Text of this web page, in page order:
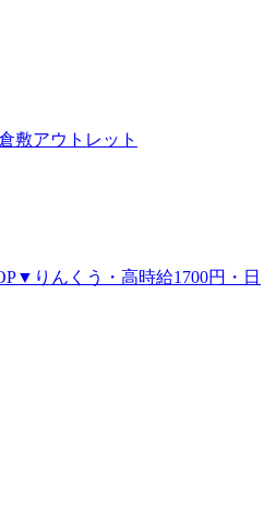
敷アウトレット
りんくう・高時給1700円・日